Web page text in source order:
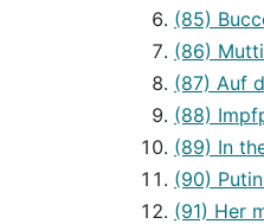
(85)
(86)
(87) Auf
(88)
(89) In
(90)
(91) Her